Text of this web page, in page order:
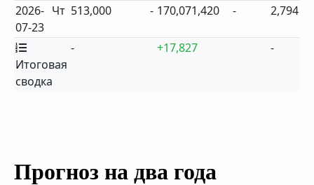
2026-
07-23
Чт 513,000 - 170,071,420 - 2,794
Итоговая
сводка
- +17,827 -
Прогноз на два года